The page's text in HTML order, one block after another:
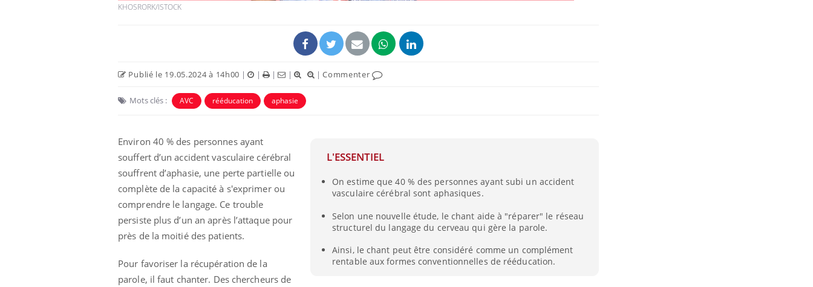
KHOSRORK/ISTOCK
Publié le 19.05.2024 à 14h00 | | | | |Commenter
Mots clés : AVC rééducation aphasie
L'ESSENTIEL
On estime que 40 % des personnes ayant subi un accident
vasculaire cérébral sont aphasiques.
Selon une nouvelle étude, le chant aide à "réparer" le réseau
structurel du langage du cerveau qui gère la parole.
Ainsi, le chant peut être considéré comme un complément
rentable aux formes conventionnelles de rééducation.
Environ 40 % des personnes ayant
souffert d’un accident vasculaire cérébral
souffrent d’aphasie, une perte partielle ou
complète de la capacité à s'exprimer ou
comprendre le langage. Ce trouble
persiste plus d’un an après l’attaque pour
près de la moitié des patients.
Pour favoriser la récupération de la
parole, il faut chanter. Des chercheurs de